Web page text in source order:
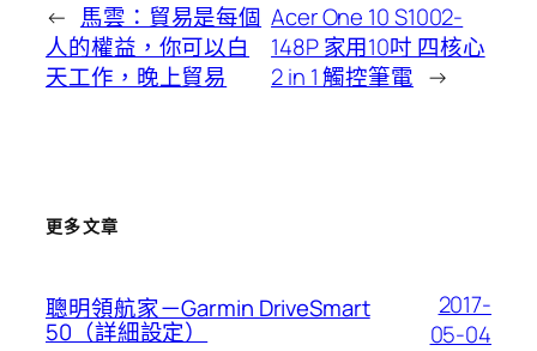
← 馬雲：貿易是每個
人的權益，你可以白
天工作，晚上貿易
Acer One 10 S1002-
148P 家用10吋 四核心
2 in 1 觸控筆電 →
更多文章
聰明領航家－Garmin DriveSmart
50（詳細設定）
2017-
05-04